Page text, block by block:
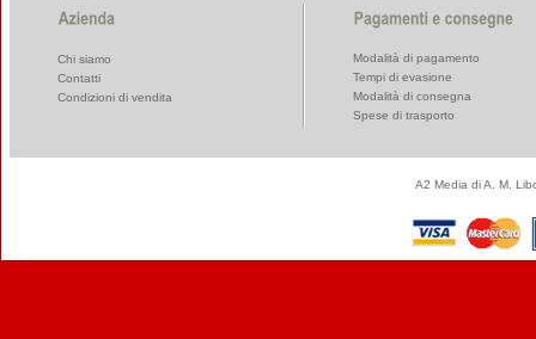
Chi siamo
Contatti
Condizioni di vendita
Modalità di pagamento
Tempi di evasione
Modalità di consegna
Spese di trasporto
A2 Media di A. M.